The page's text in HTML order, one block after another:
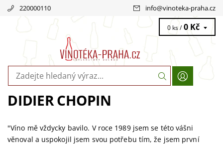
220000110 info@vinoteka-praha.cz
0 ks / 0 Kč
DIDIER CHOPIN
"Víno mě vždycky bavilo. V roce 1989 jsem se této vášni
věnoval a uspokojil jsem svou potřebu tím, že jsem první